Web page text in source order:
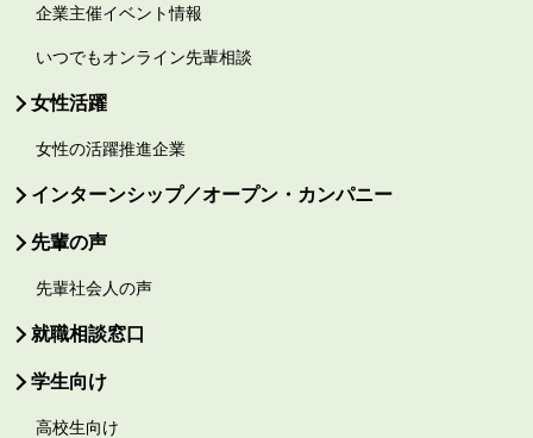
企業主催イベント情報
いつでもオンライン先輩相談
女性活躍
女性の活躍推進企業
インターンシップ／オープン・カンパニー
先輩の声
先輩社会人の声
就職相談窓口
学生向け
高校生向け